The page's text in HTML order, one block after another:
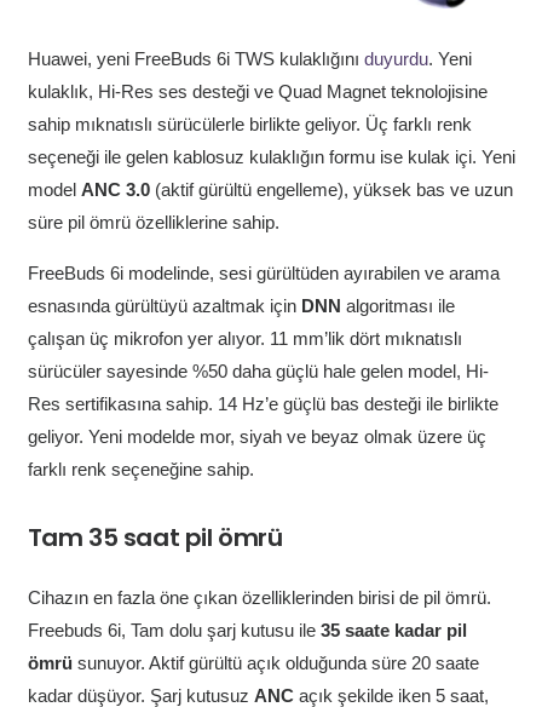
Huawei, yeni FreeBuds 6i TWS kulaklığını duyurdu. Yeni
kulaklık, Hi-Res ses desteği ve Quad Magnet teknolojisine
sahip mıknatıslı sürücülerle birlikte geliyor. Üç farklı renk
seçeneği ile gelen kablosuz kulaklığın formu ise kulak içi. Yeni
model ANC 3.0(aktif gürültü engelleme), yüksek bas ve uzun
süre pil ömrü özelliklerine sahip.
FreeBuds 6i modelinde, sesi gürültüden ayırabilen ve arama
esnasında gürültüyü azaltmak için DNN algoritması ile
çalışan üç mikrofon yer alıyor. 11 mm’lik dört mıknatıslı
sürücüler sayesinde %50 daha güçlü hale gelen model, Hi-
Res sertifikasına sahip. 14 Hz’e güçlü bas desteği ile birlikte
geliyor. Yeni modelde mor, siyah ve beyaz olmak üzere üç
farklı renk seçeneğine sahip.
Tam 35 saat pil ömrü
Cihazın en fazla öne çıkan özelliklerinden birisi de pil ömrü.
Freebuds 6i, Tam dolu şarj kutusu ile 35 saate kadar pil
ömrüsunuyor. Aktif gürültü açık olduğunda süre 20 saate
kadar düşüyor. Şarj kutusuz ANCaçık şekilde iken 5 saat,